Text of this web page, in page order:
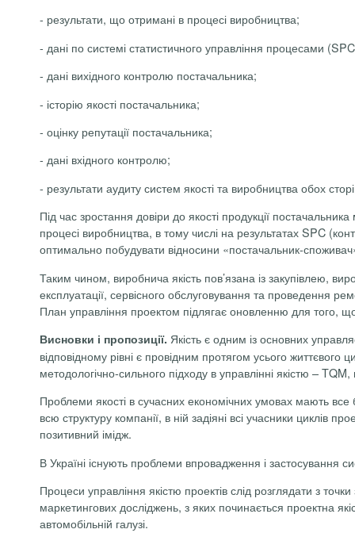
- результати, що отримані в процесі виробництва;
- дані по системі статистичного управління процесами
- дані вихідного контролю постачальника;
- історію якості постачальника;
- оцінку репутації постачальника;
- дані вхідного контролю;
- результати аудиту систем якості та виробництва обох
Під час зростання довіри до якості продукції
процесі виробництва, в тому числі на результатах SPC
оптимально побудувати відносини «постачальник-
Таким чином, виробнича якість пов’язана із закупівлею,
експлуатації, сервісного обслуговування та проведення
План управління проектом підлягає оновленню для того,
Висновки і пропозиції. Якість є одним із основних
відповідному рівні є провідним протягом усього
методологічно-сильного підходу в управлінні якістю –
Проблеми якості в сучасних економічних умовах мають
всю структуру компанії, в ній задіяні всі учасники циклів
позитивний імідж.
В Україні існують проблеми впровадження і застосування
Процеси управління якістю проектів слід розглядати з
маркетингових досліджень, з яких починається проектна
автомобільній галузі.